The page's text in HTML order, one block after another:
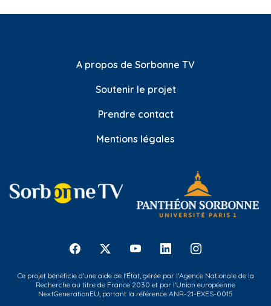
A propos de Sorbonne TV
Soutenir le projet
Prendre contact
Mentions légales
Ce projet bénéficie d'une aide de l'État, gérée par l'Agence Nationale de la
Recherche au titre de France 2030 et par l'Union européenne
NextGenerationEU, portant la référence ANR-21-EXES-0015